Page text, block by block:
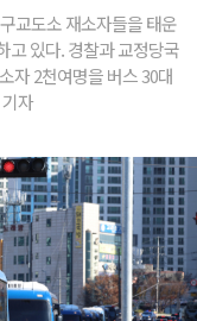
교도소 재소자들을 태운
고 있다. 경찰과 교정당국
자 2천여명을 버스 30대
자